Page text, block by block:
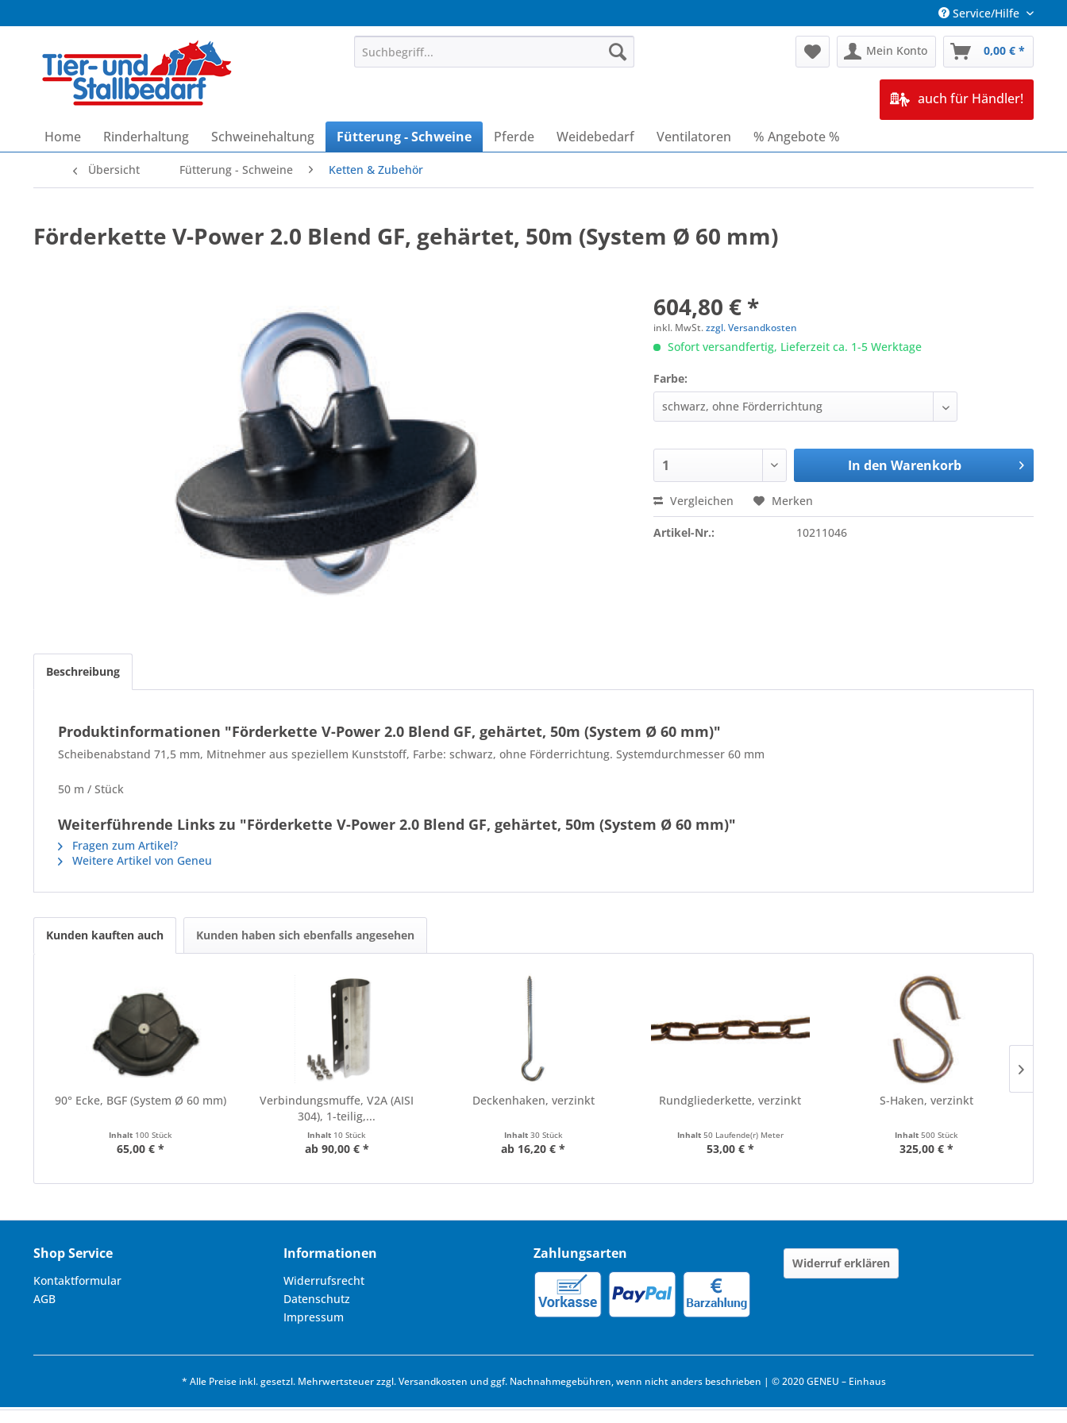
Service/Hilfe
Mein Konto 0,00 € *
auch für Händler!
Home Rinderhaltung Schweinehaltung Fütterung - Schweine Pferde Weidebedarf Ventilatoren % Angebote %
Übersicht Fütterung - Schweine Ketten & Zubehör
Förderkette V-Power 2.0 Blend GF, gehärtet, 50m (System Ø 60 mm)
604,80 € *
inkl. MwSt.zzgl. Versandkosten
Sofort versandfertig, Lieferzeit ca. 1-5 Werktage
Farbe:
In den Warenkorb
Vergleichen Merken
Artikel-Nr.: 10211046
Beschreibung
Produktinformationen "Förderkette V-Power 2.0 Blend GF, gehärtet, 50m (System Ø 60 mm)"
Scheibenabstand 71,5 mm, Mitnehmer aus speziellem Kunststoff, Farbe: schwarz, ohne Förderrichtung. Systemdurchmesser 60 mm
50 m / Stück
Weiterführende Links zu "Förderkette V-Power 2.0 Blend GF, gehärtet, 50m (System Ø 60 mm)"
Fragen zum Artikel?
Weitere Artikel von Geneu
Kunden kauften auch Kunden haben sich ebenfalls angesehen
90° Ecke, BGF (System Ø 60 mm)
Inhalt 100 Stück
65,00 € *
Verbindungsmuffe, V2A (AISI
304), 1-teilig,...
Inhalt 10 Stück
ab 90,00 € *
Deckenhaken, verzinkt
Inhalt 30 Stück
ab 16,20 € *
Rundgliederkette, verzinkt
Inhalt 50 Laufende(r) Meter
53,00 € *
S-Haken, verzinkt
Inhalt500 Stück
325,00 € *
Shop Service
Kontaktformular
AGB
Informationen
Widerrufsrecht
Datenschutz
Impressum
Zahlungsarten
Widerruf erklären
* Alle Preise inkl. gesetzl. Mehrwertsteuer zzgl.Versandkosten und ggf. Nachnahmegebühren, wenn nicht anders beschrieben | © 2020 GENEU – Einhaus